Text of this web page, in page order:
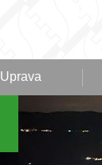
Uprava